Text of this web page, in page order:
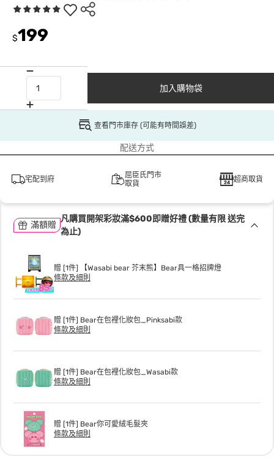
$199
加入購物袋
查看門市庫存 (可能有時間誤差)
配送方式
宅配到府
屈臣氏門市
取貨
超商取貨
滿額贈
凡購買開架彩妝滿$600即贈好禮 (數量有限 送完
為止)
贈 [1件] 【Wasabi bear 芥末熊】Bear具一格招牌燈
條款及細則
贈 [1件] Bear在包裡化妝包_Pinksabi款
條款及細則
贈 [1件] Bear在包裡化妝包_Wasabi款
條款及細則
贈 [1件] Bear你可愛絨毛髮夾
條款及細則